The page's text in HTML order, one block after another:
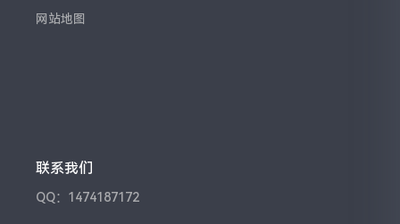
网站地图
联系我们
QQ：1474187172